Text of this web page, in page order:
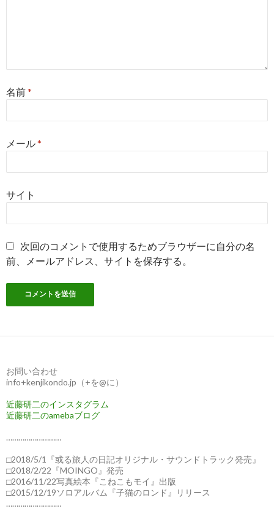
名前*
メール*
サイト
次回のコメントで使用するためブラウザーに自分の名
前、メールアドレス、サイトを保存する。
お問い合わせ
info+kenjikondo.jp（+を@に）
近藤研二のインスタグラム
近藤研二のamebaブログ
………………………
□2018/5/1『或る旅人の日記オリジナル・サウンドトラック発売』
□2018/2/22『MOINGO』発売
□2016/11/22写真絵本『こねこもモイ』出版
□2015/12/19ソロアルバム『子猫のロンド』リリース
………………………